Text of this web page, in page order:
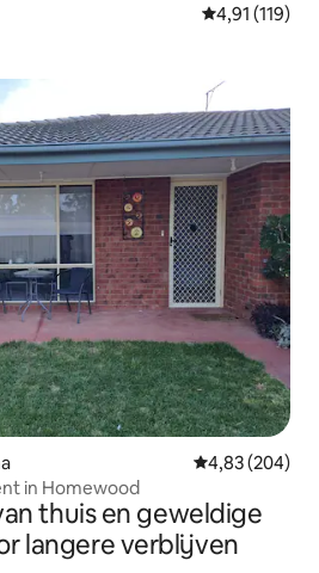
Gemiddelde
4,91 (119)
Gemiddelde
4,83 (204)
in Homewood
thuis en geweldige
langere verblijven